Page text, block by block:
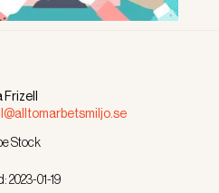
Frizell
Stock
2023-01-19